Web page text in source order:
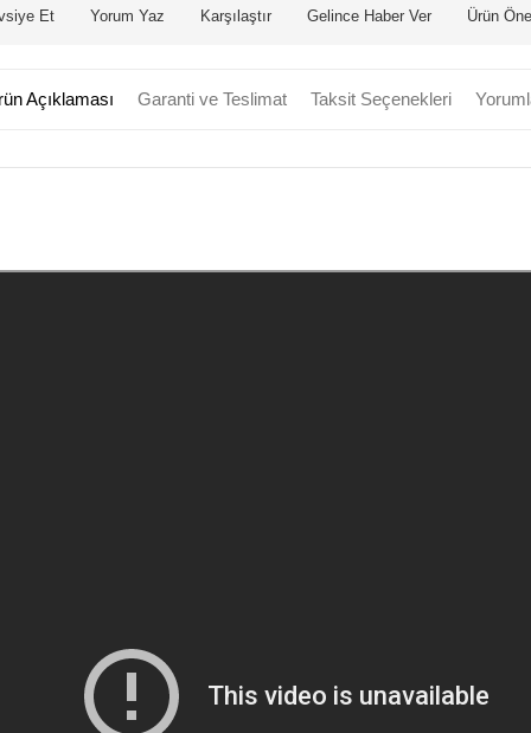
Et Yorum Yaz Karşılaştır Gelince Haber Ver Ürün
Açıklaması Garanti ve Teslimat Taksit Seçenekleri